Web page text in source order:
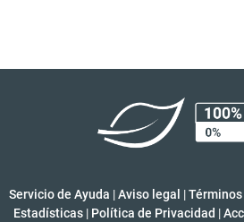
Servicio de Ayuda |Aviso legal |
Estadísticas | Política de Privacidad |